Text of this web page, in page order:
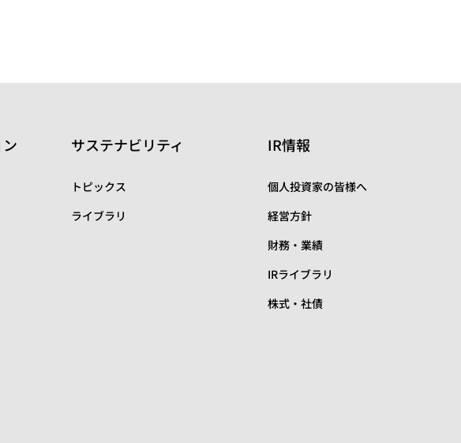
サステナビリティ
トピックス
ライブラリ
IR情報
個人投資家の皆様へ
経営方針
財務・業績
IRライブラリ
株式・社債